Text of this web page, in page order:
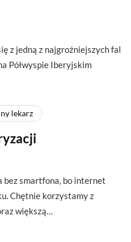
z jedną z najgroźniejszych fal
Półwyspie Iberyjskim
lekarz
bez smartfona, bo internet
Chętnie korzystamy z
większą…